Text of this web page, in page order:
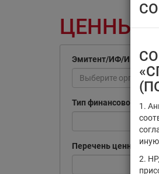
ЦЕННЫЕ
1.
2.
Эмитент/ИФ/ИП
Выберите
Тип финансового
Перечень ценных